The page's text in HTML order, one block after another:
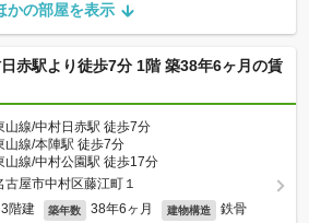
かの部屋を表示
赤駅より徒歩7分 1階 築38年6ヶ月の賃
山線/中村日赤駅 徒歩7分
山線/本陣駅 徒歩7分
山線/中村公園駅 徒歩17分
古屋市中村区藤江町１
3階建 築年数 38年6ヶ月 建物構造 鉄骨